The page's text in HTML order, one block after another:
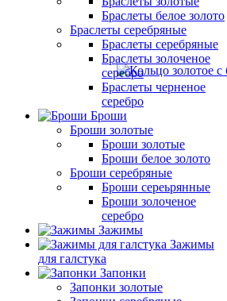
Браслеты белое золото
Браслеты серебряные
Браслеты cеребряные
Браслеты золоченое
серебро
Браслеты черненое
серебро
Броши
Броши золотые
Броши золотые
Броши белое золото
Броши серебряные
Броши сереьрянные
Броши золоченое
серебро
Зажимы
Зажимы
для галстука
Запонки
Запонки золотые